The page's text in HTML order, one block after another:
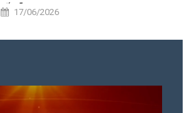
TẾ XÃ17/06/2026